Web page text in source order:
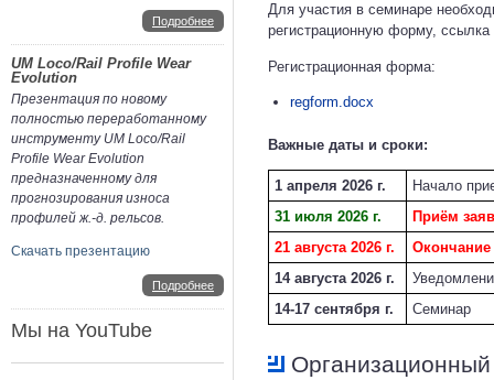
Подробнее
UM Loco/Rail Profile Wear
Evolution
Презентация по новому
полностью переработанному
инструменту UM Loco/Rail
Profile Wear Evolution
предназначенному для
прогнозирования износа
профилей ж.-д. рельсов.
Скачать презентацию
Подробнее
Мы на YouTube
Для участия в семинаре
регистрационную форму,
Регистрационная форма:
regform.docx
Важные даты и сроки:
1 апреля 2026 г.
Начало
31 июля 2026 г.
Приём
21 августа 2026 г.
Окончание
14 августа 2026 г.
14-17 сентября г.
Cеминар